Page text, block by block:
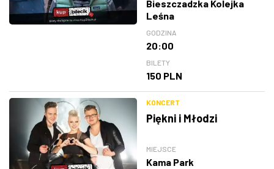
Bieszczadzka Kolejka
Leśna
GODZINA
20:00
BILETY
150 PLN
KONCERT
Piękni i Młodzi
MIEJSCE
Kama Park